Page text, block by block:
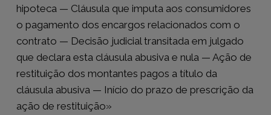
hipoteca — Cláusula que imputa aos consumidores
o pagamento dos encargos relacionados com o
contrato — Decisão judicial transitada em julgado
que declara esta cláusula abusiva e nula — Ação de
restituição dos montantes pagos a título da
cláusula abusiva — Início do prazo de prescrição da
ação de restituição»